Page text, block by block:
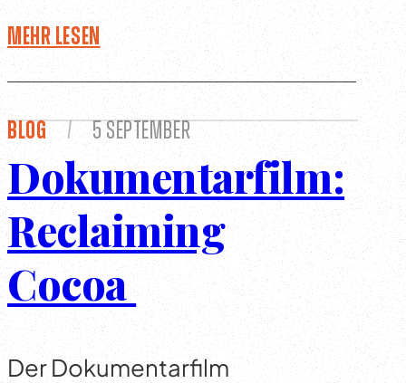
Mehr lesen
Blog / 5 September
Dokumentarfilm:
Reclaiming
Cocoa
Der Dokumentarfilm